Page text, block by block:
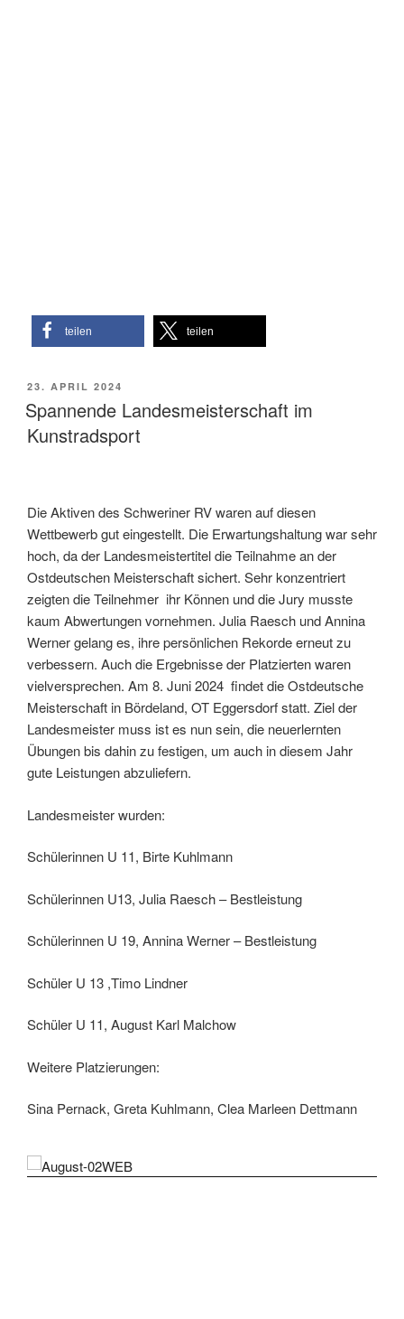
teilen teilen
VERÖFFENTLICHT
AM
23. APRIL 2024
Spannende Landesmeisterschaft im
Kunstradsport
Die Aktiven des Schweriner RV waren auf diesen
Wettbewerb gut eingestellt. Die Erwartungshaltung war sehr
hoch, da der Landesmeistertitel die Teilnahme an der
Ostdeutschen Meisterschaft sichert. Sehr konzentriert
zeigten die Teilnehmer ihr Können und die Jury musste
kaum Abwertungen vornehmen. Julia Raesch und Annina
Werner gelang es, ihre persönlichen Rekorde erneut zu
verbessern. Auch die Ergebnisse der Platzierten waren
vielversprechen. Am 8. Juni 2024 findet die Ostdeutsche
Meisterschaft in Bördeland, OT Eggersdorf statt. Ziel der
Landesmeister muss ist es nun sein, die neuerlernten
Übungen bis dahin zu festigen, um auch in diesem Jahr
gute Leistungen abzuliefern.
Landesmeister wurden:
Schülerinnen U 11, Birte Kuhlmann
Schülerinnen U13, Julia Raesch – Bestleistung
Schülerinnen U 19, Annina Werner – Bestleistung
Schüler U 13 ,Timo Lindner
Schüler U 11, August Karl Malchow
Weitere Platzierungen:
Sina Pernack, Greta Kuhlmann, Clea Marleen Dettmann